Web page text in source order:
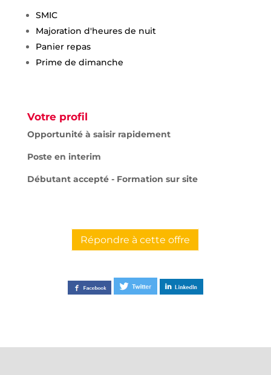
SMIC
Majoration d'heures de nuit
Panier repas
Prime de dimanche
Votre profil
Opportunité à saisir rapidement
Poste en interim
Débutant accepté - Formation sur site
Répondre à cette offre